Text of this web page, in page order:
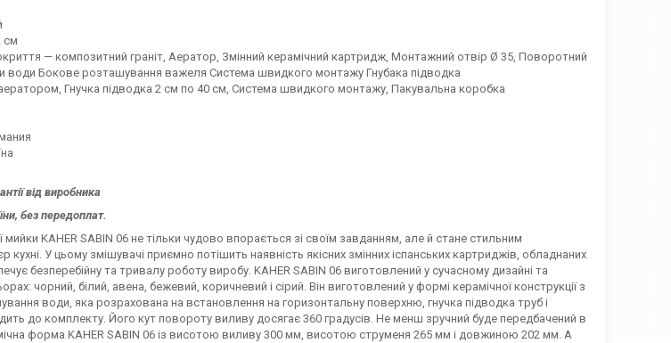
см
— композитний граніт, Аератор, Змінний керамічний картридж, Монтажний отвір Ø 35, Поворотний
води Бокове розташування важеля Система швидкого монтажу Гнубака підводка
Гнучка підводка 2 см по 40 см, Система швидкого монтажу, Пакувальна коробка
від виробника
без передоплат.
мийки KAHER SABIN 06 не тільки чудово впорається зі своїм завданням, але й стане стильним
У цьому змішувачі приємно потішить наявність якісних змінних іспанських картриджів, обладнаних
безперебійну та тривалу роботу виробу. KAHER SABIN 06 виготовлений у сучасному дизайні та
чорний, білий, авена, бежевий, коричневий і сірий. Він виготовлений у формі керамічної конструкції з
води, яка розрахована на встановлення на горизонтальну поверхню, гнучка підводка труб і
до комплекту. Його кут повороту виливу досягає 360 градусів. Не менш зручний буде передбачений в
форма KAHER SABIN 06 із висотою виливу 300 мм, висотою струменя 265 мм і довжиною 202 мм. А